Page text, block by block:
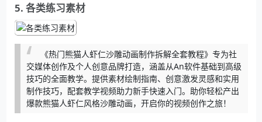
5. 各类练习素材
《热门熊猫人虾仁沙雕动画制作拆解全套教程》专为社
交媒体创作及个人创意品牌打造，涵盖从An软件基础到高级
技巧的全面教学。提供素材绘制指南、创意激发灵感和实用
制作技巧，配套教学视频助力新手快速入门。助你轻松产出
爆款熊猫人虾仁风格沙雕动画，开启你的视频创作之旅！